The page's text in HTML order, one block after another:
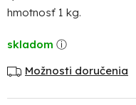
hmotnosť 1 kg.
skladom
Možnosti doručenia